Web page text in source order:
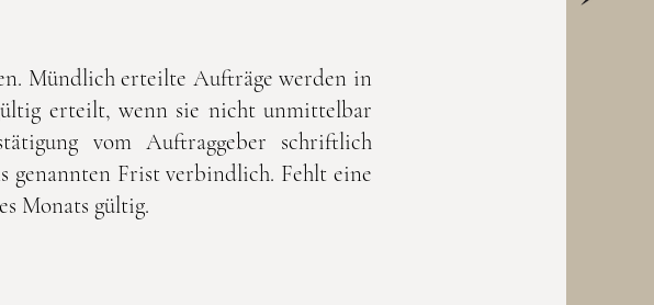
Mündlich erteilte Aufträge werden in
erteilt, wenn sie nicht unmittelbar
vom Auftraggeber schriftlich
genannten Frist verbindlich. Fehlt eine
Monats gültig.